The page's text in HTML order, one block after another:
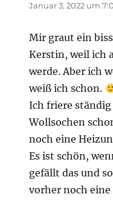
Januar 3, 2022 um
Mir graut ein
Kerstin, weil ich
werde. Aber ich
weiß ich schon.
Ich friere ständig
Wollsochen
noch eine
Es ist schön,
gefällt das und
vorher noch